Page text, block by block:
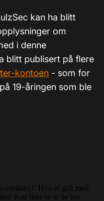
kan ha blitt
om
i denne
blitt publisert på flere
kontoen - som for
19-åringen som ble